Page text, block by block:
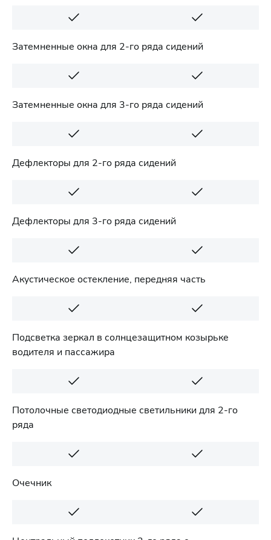
Затемненные окна для 2-го ряда сидений
Затемненные окна для 3-го ряда сидений
Дефлекторы для 2-го ряда сидений
Дефлекторы для 3-го ряда сидений
Акустическое остекление, передняя часть
Подсветка зеркал в солнцезащитном козырьке
водителя и пассажира
Потолочные светодиодные светильники для 2-го
ряда
Очечник